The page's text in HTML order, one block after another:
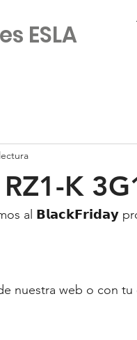
ESLA
K
al 𝗕𝗹𝗮𝗰𝗸𝗙𝗿𝗶𝗱𝗮𝘆
nuestra web o con